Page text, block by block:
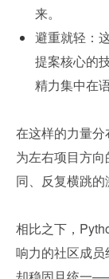
来。
避重就轻：
提案核心的
精力集中在
在这样的力量
为左右项目方
同、反复横跳的
相比之下，
响力的社区成